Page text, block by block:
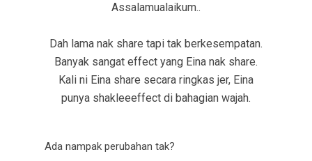
Assalamualaikum..
Dah lama nak share tapi tak berkesempatan.
Banyak sangat effect yang Eina nak share.
Kali ni Eina share secara ringkas jer, Eina
punya shakleeeffect di bahagian wajah.
Ada nampak perubahan tak?